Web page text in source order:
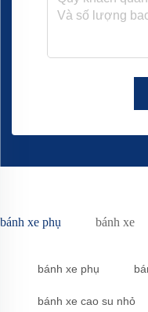
bánh xe phụ bánh xe
bánh xe phụ
bánh xe cao su nhỏ